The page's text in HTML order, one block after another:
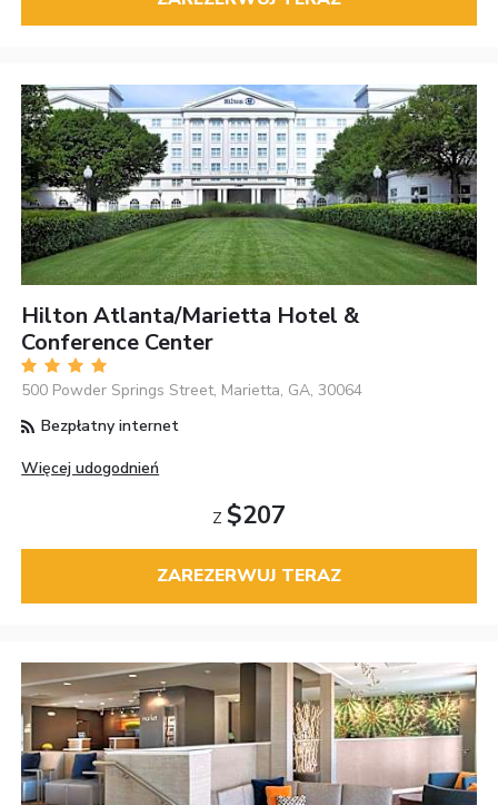
Hilton Atlanta/Marietta Hotel &
Conference Center
500 Powder Springs Street, Marietta, GA, 30064
Bezpłatny internet
Więcej udogodnień
Z $207
ZAREZERWUJ TERAZ